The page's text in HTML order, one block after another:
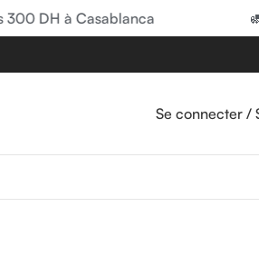
DH à Casablanca 🚛
Se connecter /